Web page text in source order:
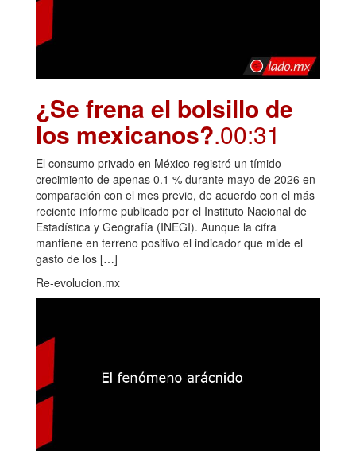
¿Se frena el bolsillo de
los mexicanos?.00:31
El consumo privado en México registró un tímido
crecimiento de apenas 0.1 % durante mayo de 2026 en
comparación con el mes previo, de acuerdo con el más
reciente informe publicado por el Instituto Nacional de
Estadística y Geografía (INEGI). Aunque la cifra
mantiene en terreno positivo el indicador que mide el
gasto de los […]
Re-evolucion.mx